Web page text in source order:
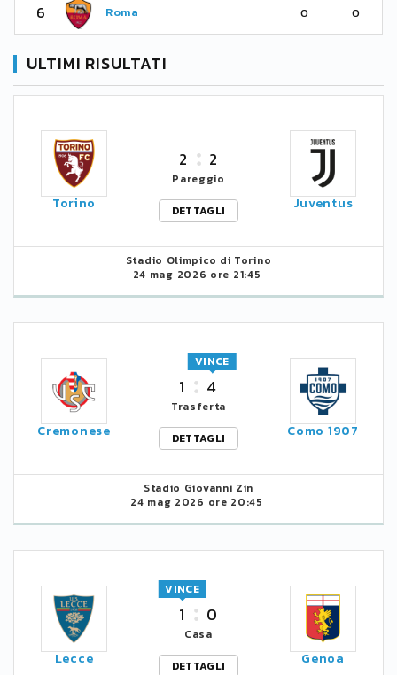
6 Roma 0 0
ULTIMI RISULTATI
Torino
2 2
Pareggio
DETTAGLI
Juventus
Stadio Olimpico di Torino
24 mag 2026 ore 21:45
Cremonese
1 4
VINCE
Trasferta
DETTAGLI
Como 1907
Stadio Giovanni Zin
24 mag 2026 ore 20:45
Lecce
1
VINCE
0
Casa
DETTAGLI
Genoa